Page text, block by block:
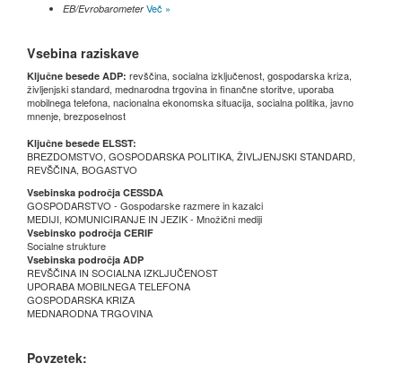
EB/Evrobarometer Več »
Vsebina raziskave
Ključne besede ADP: revščina, socialna izključenost, gospodarska kriza,
življenjski standard, mednarodna trgovina in finančne storitve, uporaba
mobilnega telefona, nacionalna ekonomska situacija, socialna politika, javno
mnenje, brezposelnost
Ključne besede ELSST:
BREZDOMSTVO, GOSPODARSKA POLITIKA, ŽIVLJENJSKI STANDARD,
REVŠČINA, BOGASTVO
Vsebinska področja CESSDA
GOSPODARSTVO - Gospodarske razmere in kazalci
MEDIJI, KOMUNICIRANJE IN JEZIK - Množični mediji
Vsebinsko področja CERIF
Socialne strukture
Vsebinska področja ADP
REVŠČINA IN SOCIALNA IZKLJUČENOST
UPORABA MOBILNEGA TELEFONA
GOSPODARSKA KRIZA
MEDNARODNA TRGOVINA
Povzetek: